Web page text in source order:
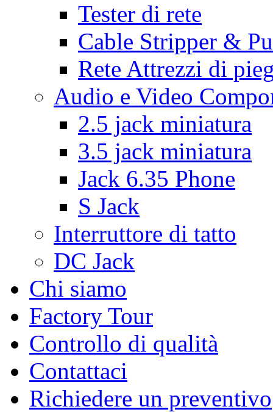
Tester di rete
Cable Stripper &
Rete Attrezzi di
Audio e Video
2.5 jack miniatura
3.5 jack miniatura
Jack 6.35 Phone
S Jack
Interruttore di tatto
DC Jack
Chi siamo
Factory Tour
Controllo di qualità
Contattaci
Richiedere un preventivo